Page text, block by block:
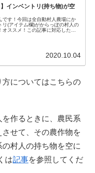
】インベントリ(持ち物)が空
です！今回は全自動村人農場にか
リ(アイテム欄)がからっぽの村人の
オススメ！この記事に対応したに
2020.10.04
についてはこちらの
作るときに、農民系
せて、その農作物を
村人の持ち物を空に
は記事を参照してくだ